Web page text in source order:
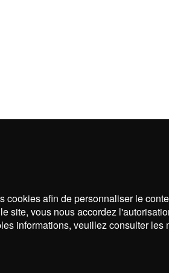
cookies afin de personnaliser le
site, vous nous accordez
informations, veuillez consulter les